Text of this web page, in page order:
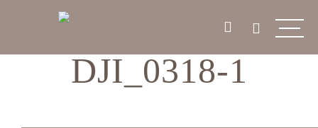
DJI_0318-1